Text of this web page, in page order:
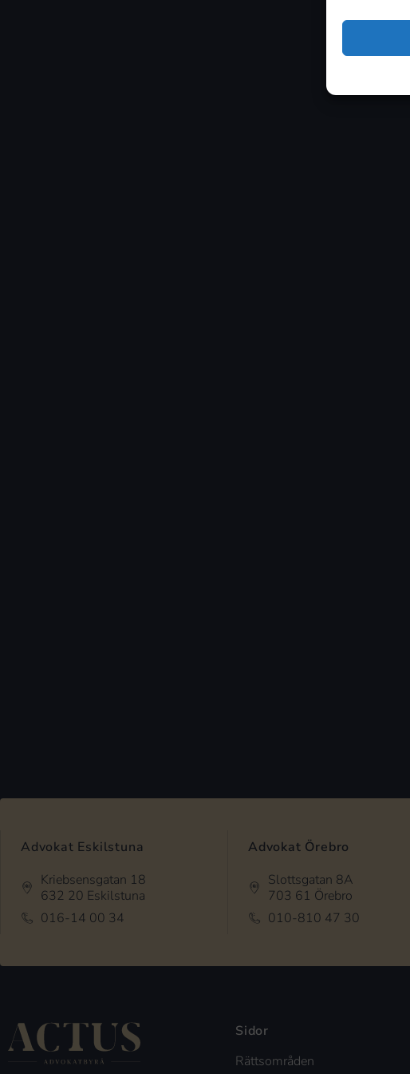
Advokat Eskilstuna
Kriebsensgatan 18
632 20 Eskilstuna
016-14 00 34
Advokat Örebro
Slottsgatan 8A
703 61 Örebro
010-810 47 30
Sidor
Rättsområden